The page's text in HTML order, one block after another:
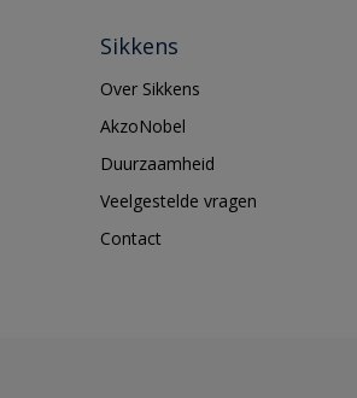
Sikkens
Over Sikkens
AkzoNobel
Duurzaamheid
Veelgestelde vragen
Contact